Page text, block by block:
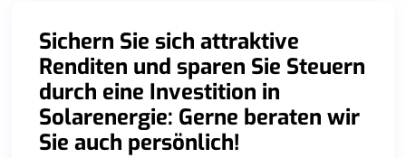
Sichern Sie sich attraktive
Renditen und sparen Sie Steuern
durch eine Investition in
Solarenergie: Gerne beraten wir
Sie auch persönlich!